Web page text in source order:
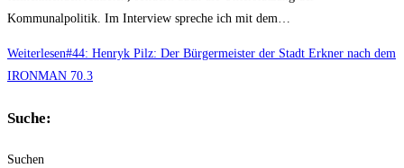
Kommunalpolitik. Im Interview spreche ich mit dem…
Weiterlesen#44: Henryk Pilz: Der Bürgermeister der Stadt Erkner nach dem
IRONMAN 70.3
Suche:
Suchen